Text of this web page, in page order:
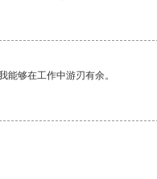
够在工作中游刃有余。